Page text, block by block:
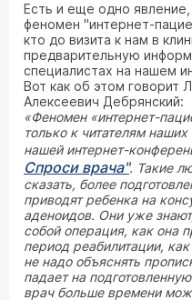
Есть и еще одно
феномен "интернет-
кто до визита к нам в
предварительную
специалистах на нашем
Вот как об этом говорит
Алексеевич Дебрянский:
«Феномен «интернет-
только к читателям
нашей интернет-
Спроси врача". Такие
сказать, более
приводят ребенка на
аденоидов. Они уже
собой операция, как она
период реабилитации,
не надо объяснять
падает на
врач больше времени